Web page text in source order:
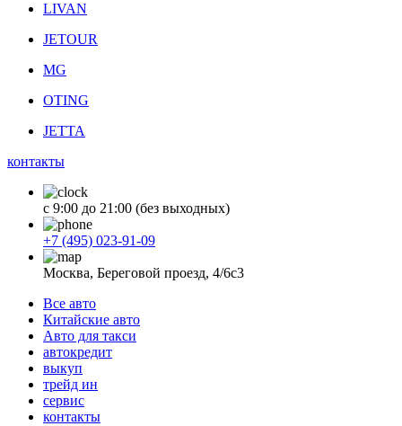
LIVAN
JETOUR
MG
OTING
JETTA
контакты
с 9:00 до 21:00 (без выходных)
+7 (495) 023-91-09
Москва, Береговой проезд, 4/6с3
Все авто
Китайские авто
Авто для такси
автокредит
выкуп
трейд ин
сервис
контакты